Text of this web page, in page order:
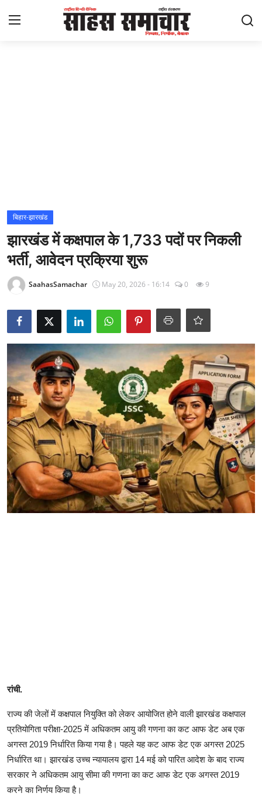
राज्य
अंतराष्ट्रीय
राजनीति
Epaper
धर्म
लाइफस्टाइल
टेक
बिहार-झारखंड
झारखंड में कक्षपाल के 1,733 पदों पर निकली
भर्ती, आवेदन प्रक्रिया शुरू
SaahasSamachar May 20, 2026 - 16:14 0 9
रांची.
राज्य की जेलों में कक्षपाल नियुक्ति को लेकर आयोजित होने वाली झारखंड कक्षपाल
प्रतियोगिता परीक्षा-2025 में अधिकतम आयु की गणना का कट आफ डेट अब एक
अगस्त 2019 निर्धारित किया गया है। पहले यह कट आफ डेट एक अगस्त 2025
निर्धारित था। झारखंड उच्च न्यायालय द्वारा 14 मई को पारित आदेश के बाद राज्य
सरकार ने अधिकतम आयु सीमा की गणना का कट आफ डेट एक अगस्त 2019
करने का निर्णय किया है।